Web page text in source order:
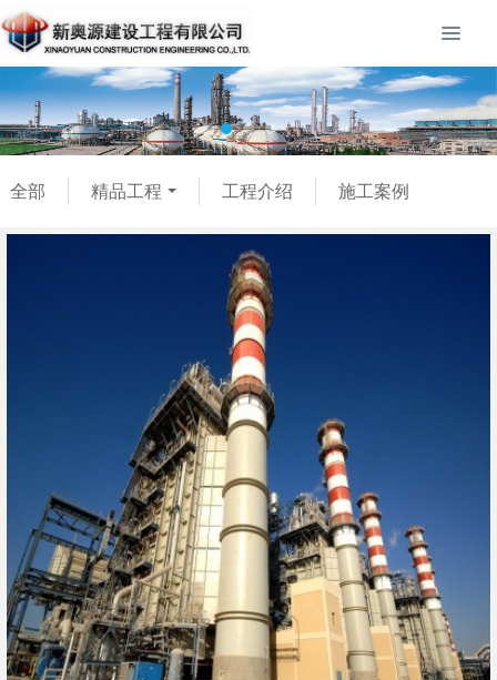
全部 精品工程 工程介绍 施工案例